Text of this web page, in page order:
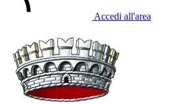
Accedi all'area